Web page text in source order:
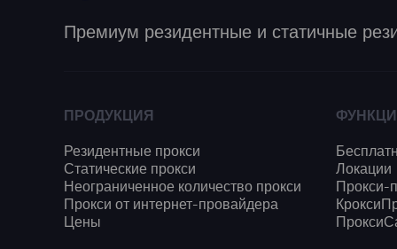
Премиум резидентные и статичные
ПРОДУКЦИЯ
Резидентные прокси
Статические прокси
Неограниченное количество прокси
Прокси от интернет-провайдера
Цены
Локации
Прокси-